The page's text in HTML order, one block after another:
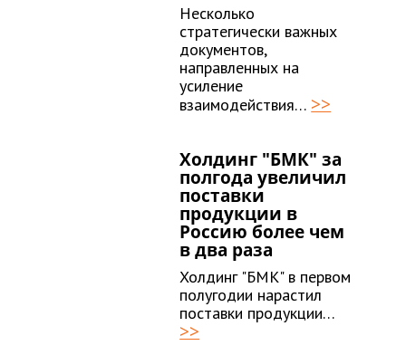
Несколько
стратегически важных
документов,
направленных на
усиление
взаимодействия… >>
Холдинг "БМК" за
полгода увеличил
поставки
продукции в
Россию более чем
в два раза
Холдинг "БМК" в первом
полугодии нарастил
поставки продукции…
>>